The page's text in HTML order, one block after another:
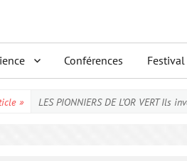
Conférences Festival
» LES PIONNIERS DE L’OR VERT Ils